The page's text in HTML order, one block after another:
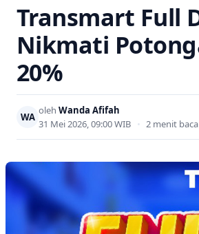
Transmart Full
Nikmati
20%
WA
oleh Wanda Afifah
31 Mei 2026, 09:00 WIB • 2 menit baca